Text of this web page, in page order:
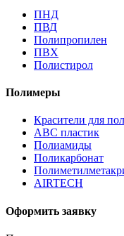
ПНД
ПВД
Полипропилен
ПВХ
Полистирол
Полимеры
Красители для
АВС пластик
Полиамиды
Поликарбонат
AIRTECH
Оформить заявку